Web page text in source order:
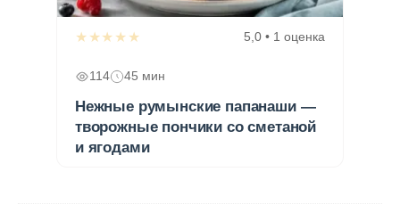
★★★★★ 5,0 • 1 оценка
114 45 мин
Нежные румынские папанаши —
творожные пончики со сметаной
и ягодами